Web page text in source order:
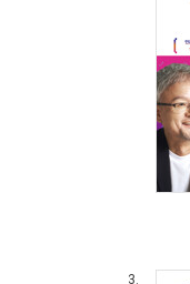
3.